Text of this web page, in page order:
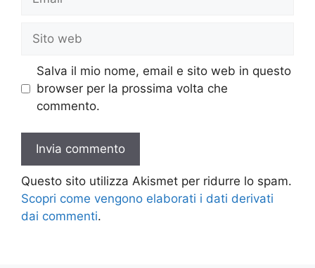
web
Salva il mio nome, email e sito web in questo
browser per la prossima volta che
commento.
Questo sito utilizza Akismet per ridurre lo spam.
Scopri come vengono elaborati i dati derivati
dai commenti.